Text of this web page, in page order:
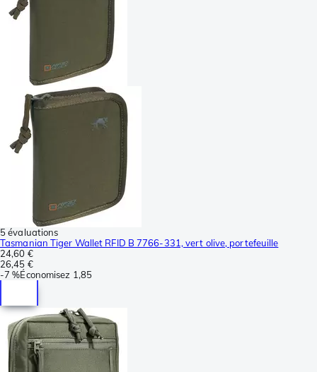
5 évaluations
Tasmanian Tiger Wallet RFID B 7766-331, vert olive, portefeuille
24,60 €
26,45 €
-7 %Économisez 1,85